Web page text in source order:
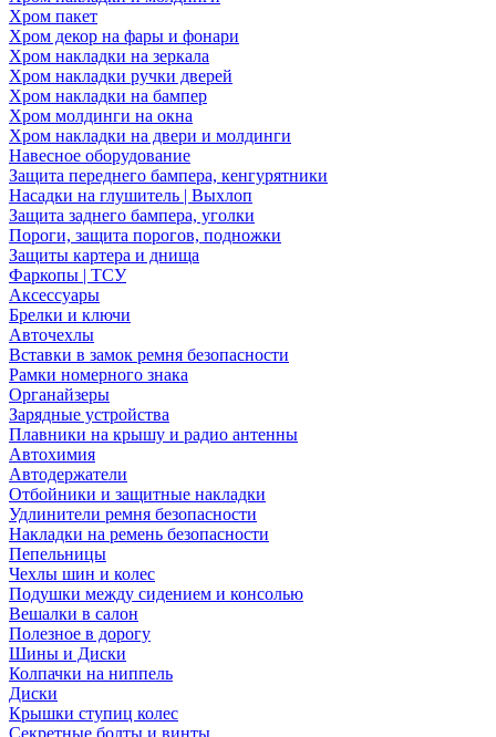
Хром пакет
Хром декор на фары и фонари
Хром накладки на зеркала
Хром накладки ручки дверей
Хром накладки на бампер
Хром молдинги на окна
Хром накладки на двери и молдинги
Навесное оборудование
Защита переднего бампера, кенгурятники
Насадки на глушитель | Выхлоп
Защита заднего бампера, уголки
Пороги, защита порогов, подножки
Защиты картера и днища
Фаркопы | ТСУ
Аксессуары
Брелки и ключи
Авточехлы
Вставки в замок ремня безопасности
Рамки номерного знака
Органайзеры
Зарядные устройства
Плавники на крышу и радио антенны
Автохимия
Автодержатели
Отбойники и защитные накладки
Удлинители ремня безопасности
Накладки на ремень безопасности
Пепельницы
Чехлы шин и колес
Подушки между сидением и консолью
Вешалки в салон
Полезное в дорогу
Шины и Диски
Колпачки на ниппель
Диски
Крышки ступиц колес
Секретные болты и винты